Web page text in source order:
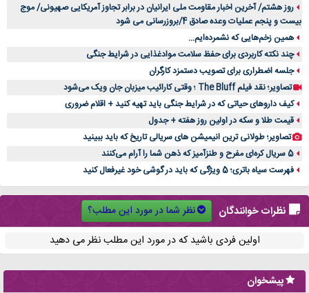
روز هشتم/ آخرین اخبار مقاومت ملی ایرانیان در برابر تجاوز آمریکایی صهیونی/ موج
بیست و پنجم عملیات وعده صادق 4/بروزرسانی می شود
همین زخم‌هایی که نشمرده‌ایم...
چند نکته کاربردی برای حفظ سلامت موادغذایی در شرایط جنگی
جلسه اضطراری برای تصویب دستمزد کارگران
تصاویر؛ نقد فیلم The Bluff ؛ وقتی کارائیب میزبان جان ویک می‌شود
کیف داروهای حیاتی که در شرایط جنگی باید تهیه کنید + اقلام ضروری
قیمت طلا و سکه در اولین روز هفته + جدول
تصاویر؛ طولانی ترین انیمیشن های سریالی تاریخ که باید ببینید
5 سریال کره‌ای مفرح و طنزآمیز که ذهن شما را آرام می‌کنند
فهرست سیاه باتری؛ 5 ویژگی که باید در گوشی خود غیرفعال کنید
نظرات خوانندگان
نظر شما در مورد این مطلب؟
اولین فردی باشید که در مورد این مطلب نظر می دهید
پیشخوان